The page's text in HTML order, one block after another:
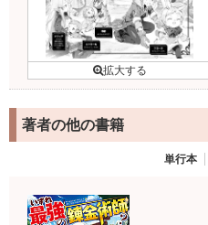
著者の他の書籍
単行本